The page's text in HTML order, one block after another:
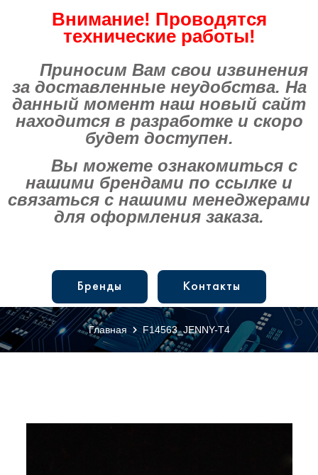
Внимание! Проводятся
технические работы!
Приносим Вам свои извинения
за доставленные неудобства. На
данный момент наш новый сайт
находится в разработке и скоро
будет доступен.
Вы можете ознакомиться с
нашими брендами по ссылке и
связаться с нашими менеджерами
для оформления заказа.
Бренды Контакты
Главная F14563_JENNY-T4